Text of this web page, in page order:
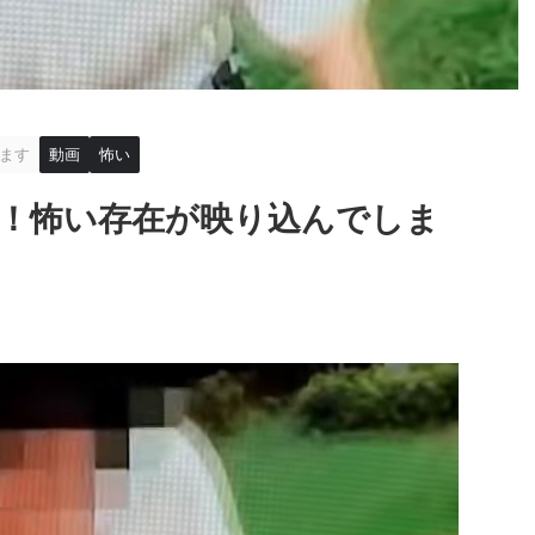
す 動画 怖い
怖い存在が映り込んでしま